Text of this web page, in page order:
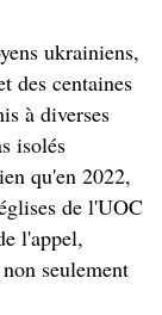
ukrainiens,
des centaines
à diverses
isolés
qu'en 2022,
de l'UOC
l'appel,
seulement